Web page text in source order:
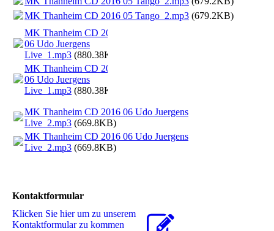
MK Thanheim CD 2016 05 Tango_2.mp3 (679.2KB)
MK Thanheim CD 2016
06 Udo Juergens
Live_1.mp3 (880.38KB)
MK Thanheim CD 2016
06 Udo Juergens
Live_1.mp3 (880.38KB)
MK Thanheim CD 2016 06 Udo Juergens
Live_2.mp3 (669.8KB)
MK Thanheim CD 2016 06 Udo Juergens
Live_2.mp3 (669.8KB)
Kontaktformular
Klicken Sie hier um zu unserem
Kon­takt­for­mu­lar zu kommen